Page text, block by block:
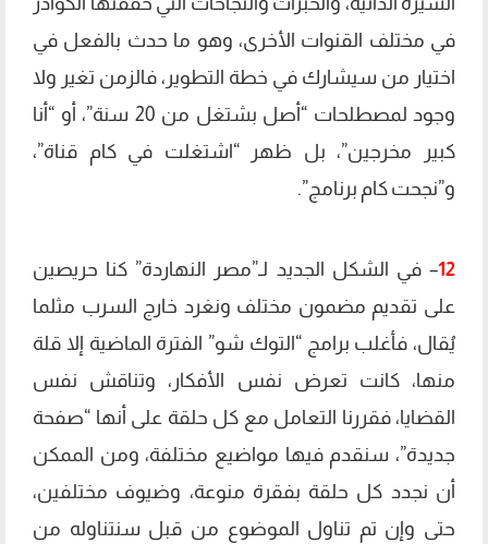
في مختلف القنوات الأخرى، وهو ما حدث بالفعل في
اختيار من سيشارك في خطة التطوير، فالزمن تغير ولا
وجود لمصطلحات “أصل بشتغل من 20 سنة”، أو “أنا
كبير مخرجين”، بل ظهر “اشتغلت في كام قناة”،
و”نجحت كام برنامج”.
12– في الشكل الجديد لـ”مصر النهاردة” كنا حريصين
على تقديم مضمون مختلف ونغرد خارج السرب مثلما
يُقال، فأغلب برامج “التوك شو” الفترة الماضية إلا قلة
منها، كانت تعرض نفس الأفكار، وتناقش نفس
القضايا، فقررنا التعامل مع كل حلقة على أنها “صفحة
جديدة”، سنقدم فيها مواضيع مختلفة، ومن الممكن
أن نجدد كل حلقة بفقرة منوعة، وضيوف مختلفين،
حتى وإن تم تناول الموضوع من قبل سنتناوله من